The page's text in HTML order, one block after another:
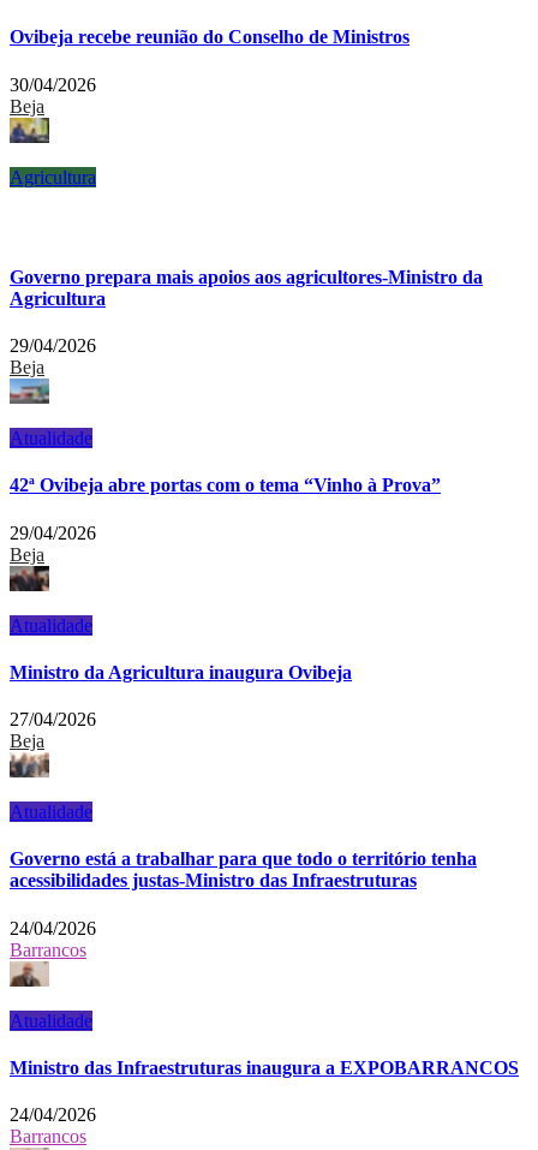
Ovibeja recebe reunião do Conselho de Ministros
30/04/2026
Beja
Agricultura
Governo prepara mais apoios aos agricultores-Ministro da
Agricultura
29/04/2026
Beja
Atualidade
42ª Ovibeja abre portas com o tema “Vinho à Prova”
29/04/2026
Beja
Atualidade
Ministro da Agricultura inaugura Ovibeja
27/04/2026
Beja
Atualidade
Governo está a trabalhar para que todo o território tenha
acessibilidades justas-Ministro das Infraestruturas
24/04/2026
Barrancos
Atualidade
Ministro das Infraestruturas inaugura a EXPOBARRANCOS
24/04/2026
Barrancos